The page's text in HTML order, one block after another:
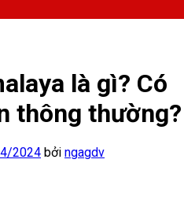
là gì? Có
thông thường?
2024 bởi ngagdv